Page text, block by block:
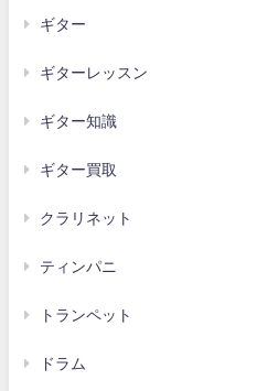
ギター
ギターレッスン
ギター知識
ギター買取
クラリネット
ティンパニ
トランペット
ドラム